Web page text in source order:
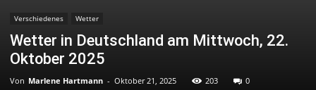
Verschiedenes Wetter
Wetter in Deutschland am Mittwoch, 22.
Oktober 2025
Von Marlene Hartmann - Oktober 21, 2025 203 0